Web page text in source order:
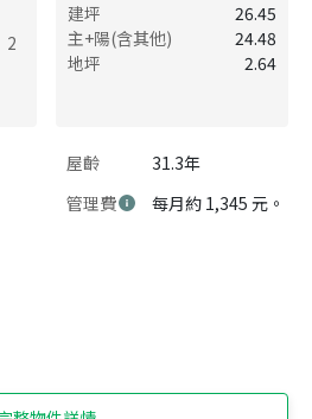
2
建坪
26.45
主+陽(含其他)
24.48
地坪
2.64
屋齡
31.3年
管理費
每月約 1,345 元。